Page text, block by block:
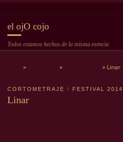
el ojO cojo
Todos estamos hechos de la misma esencia
» » » Linar
CORTOMETRAJE FESTIVAL 2014
Linar